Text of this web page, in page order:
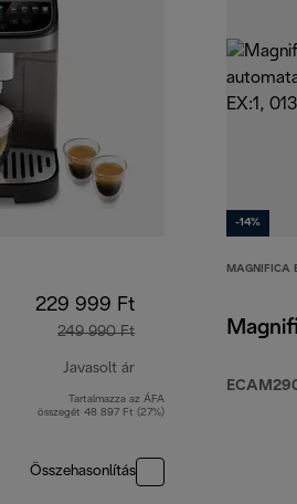
229 999 Ft
249 990 Ft
Javasolt ár
eredeti ár 249 990 Ft
Tartalmazza az ÁFA
összegét 48 897 Ft (27%)
Összehasonlítás
-14%
MAGNIFICA